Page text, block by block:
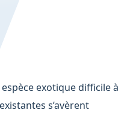
exotique difficile à
s’avèrent